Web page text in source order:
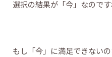
選択の結果が「今」なのです
もし「今」に満足できないの